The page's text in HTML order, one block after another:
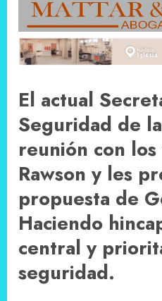
El actual
Seguridad de
reunión con
Rawson y les
propuesta de
Haciendo
central y
seguridad.